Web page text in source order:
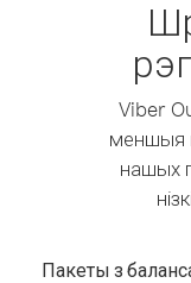
Viber
меншыя
нашых
Пакеты з